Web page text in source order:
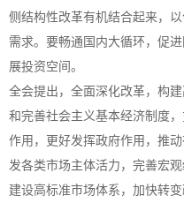
侧结构性改革有机结合起来，
需求。要畅通国内大循环，促
展投资空间。
全会提出，全面深化改革，构
和完善社会主义基本经济制度
作用，更好发挥政府作用，推
发各类市场主体活力，完善宏
建设高标准市场体系，加快转变